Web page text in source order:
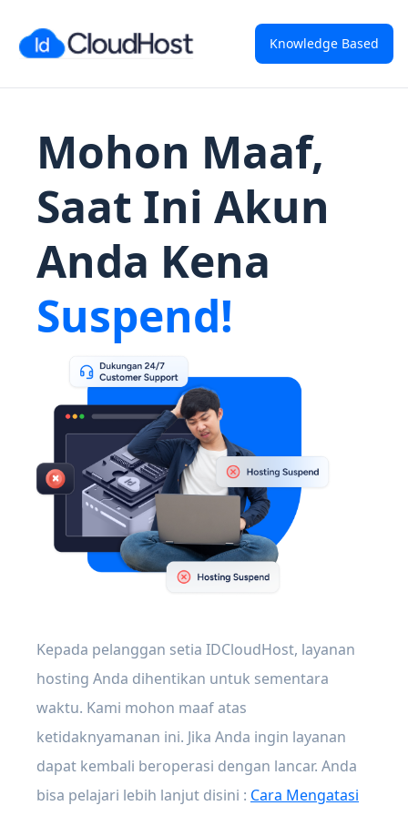
Knowledge Based
Mohon Maaf,
Saat Ini Akun
Anda Kena
Suspend!
Kepada pelanggan setia IDCloudHost, layanan
hosting Anda dihentikan untuk sementara
waktu. Kami mohon maaf atas
ketidaknyamanan ini. Jika Anda ingin layanan
dapat kembali beroperasi dengan lancar. Anda
bisa pelajari lebih lanjut disini : Cara Mengatasi